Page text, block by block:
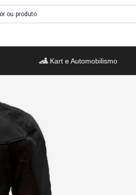
Kart e Automobilismo